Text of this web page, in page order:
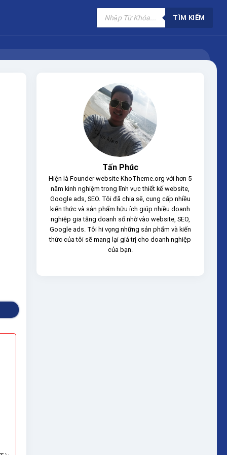
Tìm
kiếm
phẩm
TÌM KIẾM
Tấn Phúc
Hiện là Founder website KhoTheme.org với hơn 5
năm kinh nghiệm trong lĩnh vực thiết kế website,
Google ads, SEO. Tôi đã chia sẽ, cung cấp nhiều
kiến thức và sản phẩm hữu ích giúp nhiều doanh
nghiệp gia tăng doanh số nhờ vào website, SEO,
Google ads. Tôi hi vọng những sản phẩm và kiến
thức của tôi sẽ mang lại giá trị cho doanh nghiệp
của bạn.